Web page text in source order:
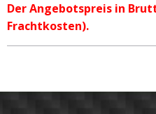
Der Angebotspreis in
Frachtkosten).